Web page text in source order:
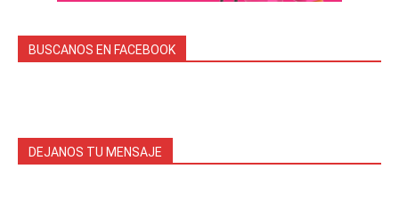
BUSCANOS EN FACEBOOK
DEJANOS TU MENSAJE